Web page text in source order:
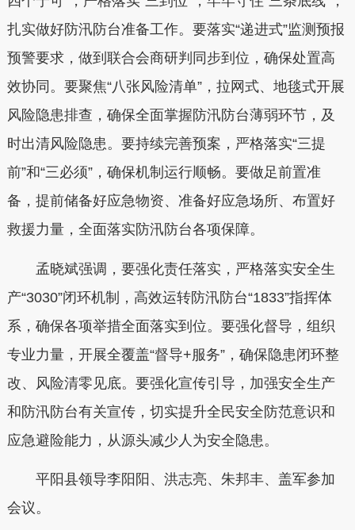
扎实做好防汛防台准备工作。要落实“递进式”监测预报
预警要求，做到联合会商研判同步到位，确保处置高
效协同。要聚焦“八张风险清单”，拉网式、地毯式开展
风险隐患排查，确保全面掌握防汛防台薄弱环节，及
时出清风险隐患。要持续完善预案，严格落实“三提
前”和“三必须”，确保机制运行顺畅。要做足前置准
备，提前储备好应急物资、准备好应急场所、布置好
救援力量，全面落实防汛防台各项保障。
孟晓斌强调，要强化责任落实，严格落实安全生
产“3030”闭环机制，高效运转防汛防台“1833”指挥体
系，确保各项举措全面落实到位。要强化督导，组织
专业力量，开展全覆盖“督导+服务”，确保隐患闭环整
改、风险清零见底。要强化宣传引导，加强安全生产
和防汛防台有关宣传，切实提升全民安全防范意识和
应急避险能力，从源头减少人为安全隐患。
平阳县领导李阳阳、洪志亮、朱邦丰、盖军参加
会议。